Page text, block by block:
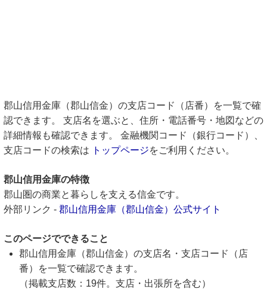
郡山信用金庫（郡山信金）の支店コード（店番）を一覧で確
認できます。 支店名を選ぶと、住所・電話番号・地図などの
詳細情報も確認できます。 金融機関コード（銀行コード）、
支店コードの検索は
トップページをご利用ください。
郡山信用金庫の特徴
郡山圏の商業と暮らしを支える信金です。
外部リンク - 郡山信用金庫（郡山信金）公式サイト
このページでできること
郡山信用金庫（郡山信金）の支店名・支店コード（店
番）を一覧で確認できます。
（掲載支店数：19件。支店・出張所を含む）